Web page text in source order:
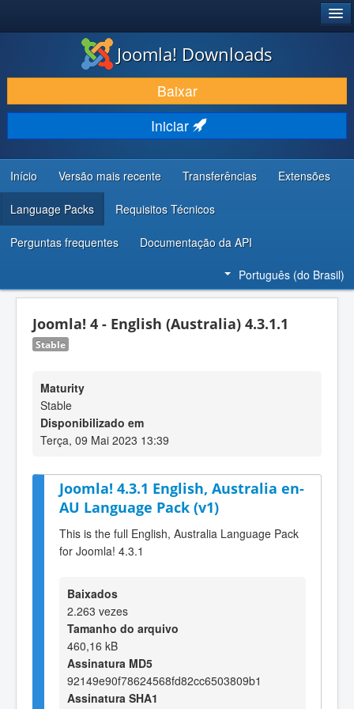
BAIXAR E APRIMORAR
DESCUBRA & APRENDA
COMUNIDADE & SUPORTE
RECURSOS PARA DESENVOLVEDORES
Joomla! Downloads
Baixar
Iniciar
Início Versão mais recente Transferências Extensões
Language Packs Requisitos Técnicos
Perguntas frequentes Documentação da API
Português (do Brasil)
Joomla! 4 - English (Australia) 4.3.1.1
Stable
Maturity
Stable
Disponibilizado em
Terça, 09 Mai 2023 13:39
Joomla! 4.3.1 English, Australia en-
AU Language Pack (v1)
This is the full English, Australia Language Pack
for Joomla! 4.3.1
Baixados
2.263 vezes
Tamanho do arquivo
460,16 kB
Assinatura MD5
92149e90f78624568fd82cc6503809b1
Assinatura SHA1